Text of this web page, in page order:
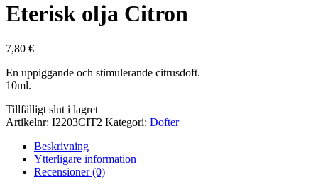
Eterisk olja Citron
7,80 €
En uppiggande och stimulerande citrusdoft.
10ml.
lager
saldo
Tillfälligt slut i lagret
Artikelnr: I2203CIT2 Kategori: Dofter
Beskrivning
Ytterligare information
Recensioner (0)